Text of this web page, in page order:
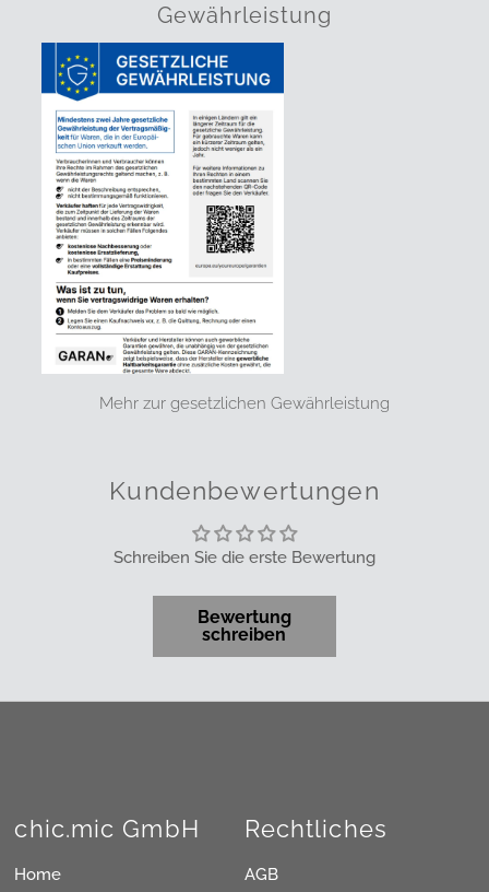
Gewährleistung
Mehr zur gesetzlichen Gewährleistung
Kundenbewertungen
Schreiben Sie die erste Bewertung
Bewertung
schreiben
chic.mic GmbH
Home
Rechtliches
AGB